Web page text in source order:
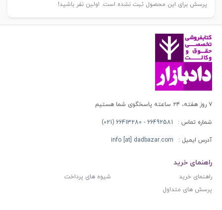
پرسش برای این محصول ثبت نشده است. اولین نفر باشید!
۷ روز هفته، ۲۴ ساعته پاسخگوی شما هستیم
شماره تماس : 66492581 - 66413280 (021)
آدرس ایمیل : info [at] dadbazar.com
راهنمای خرید
راهنمای خرید
شیوه های پرداخت
پرسش های متداول